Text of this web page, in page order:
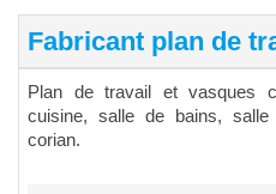
Fabricant plan de
Plan de travail et vasques
cuisine, salle de bains,
corian.